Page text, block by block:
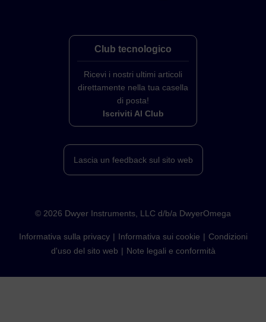
Club tecnologico
Ricevi i nostri ultimi articoli
direttamente nella tua casella
di posta!
Iscriviti Al Club
Lascia un feedback sul sito web
© 2026 Dwyer Instruments, LLC d/b/a DwyerOmega
Informativa sulla privacy Informativa sui cookie
Condizioni
d'uso del sito web
Note legali e conformità